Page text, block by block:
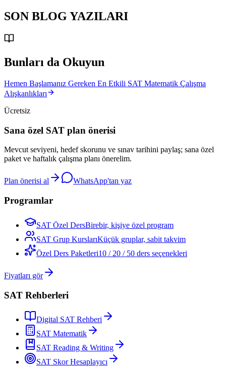
SON BLOG YAZILARI
Bunları da Okuyun
Hemen Başlamanız Gereken En Etkili SAT Matematik Çalışma
Alışkanlıkları
Ücretsiz
Sana özel SAT plan önerisi
Mevcut seviyeni, hedef skorunu ve sınav tarihini paylaş; sana özel
paket ve haftalık çalışma planı önerelim.
Plan önerisi al WhatsApp'tan yaz
Programlar
SAT Özel DersBirebir, kişiye özel program
SAT Grup KurslarıKüçük gruplar, sabit takvim
Özel Ders Paketleri10 / 20 / 50 ders seçenekleri
Fiyatları gör
SAT Rehberleri
Digital SAT Rehberi
SAT Matematik
SAT Reading & Writing
SAT Skor Hesaplayıcı